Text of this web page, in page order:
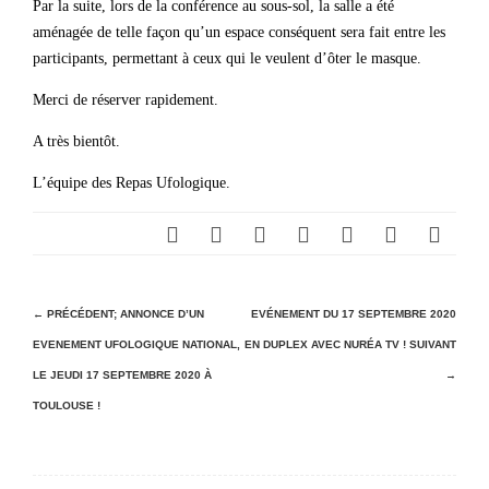
Par la suite, lors de la conférence au sous-sol, la salle a été
aménagée de telle façon qu’un espace conséquent sera fait entre les
participants, permettant à ceux qui le veulent d’ôter le masque.
Merci de réserver rapidement.
A très bientôt.
L’équipe des Repas Ufologique.
N
a
v
← PRÉCÉDENT; ANNONCE D’UN
EVENEMENT UFOLOGIQUE NATIONAL,
LE JEUDI 17 SEPTEMBRE 2020 À
TOULOUSE !
EVÉNEMENT DU 17 SEPTEMBRE 2020
EN DUPLEX AVEC NURÉA TV ! SUIVANT
→